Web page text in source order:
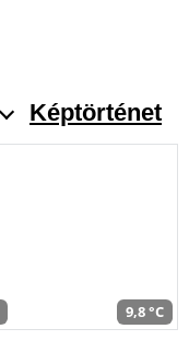
Képtörténet
9,8 °C